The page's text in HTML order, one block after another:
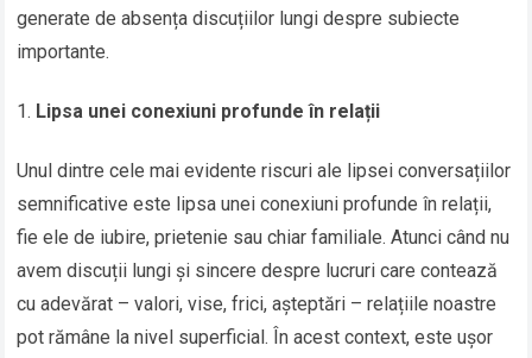
generate de absența discuțiilor lungi despre subiecte
importante.
Lipsa unei conexiuni profunde în relații
Unul dintre cele mai evidente riscuri ale lipsei conversațiilor
semnificative este lipsa unei conexiuni profunde în relații,
fie ele de iubire, prietenie sau chiar familiale. Atunci când nu
avem discuții lungi și sincere despre lucruri care contează
cu adevărat – valori, vise, frici, așteptări – relațiile noastre
pot rămâne la nivel superficial. În acest context, este ușor